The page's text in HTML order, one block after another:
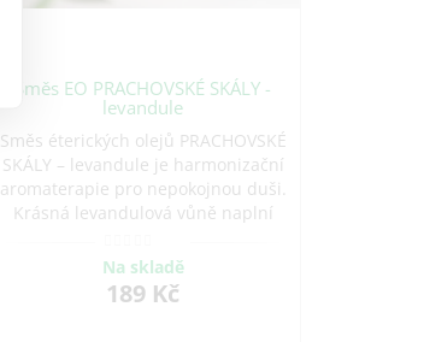
Směs EO PRACHOVSKÉ SKÁLY -
levandule
Směs éterických olejů PRACHOVSKÉ
SKÁLY – levandule je harmonizační
aromaterapie pro nepokojnou duši.
Krásná levandulová vůně naplní
Harmonizuje, pomáhá zvládnout
úzkosti, neklid, projevy PMS a
menopauzy.
Na skladě
189 Kč